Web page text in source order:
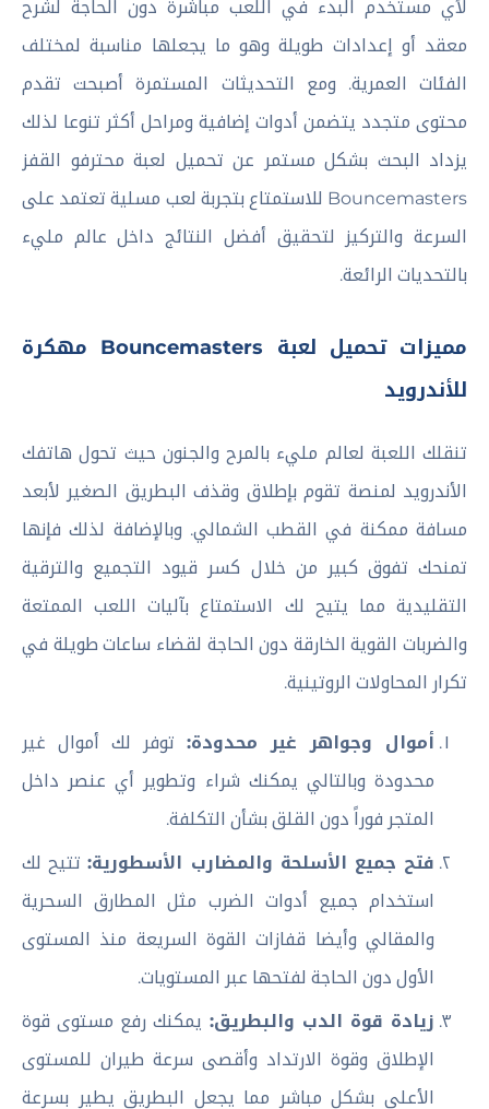
لأي مستخدم البدء في اللعب مباشرة دون الحاجة لشرح
معقد أو إعدادات طويلة وهو ما يجعلها مناسبة لمختلف
الفئات العمرية. ومع التحديثات المستمرة أصبحت تقدم
محتوى متجدد يتضمن أدوات إضافية ومراحل أكثر تنوعا لذلك
يزداد البحث بشكل مستمر عن تحميل لعبة محترفو القفز
Bouncemasters للاستمتاع بتجربة لعب مسلية تعتمد على
السرعة والتركيز لتحقيق أفضل النتائج داخل عالم مليء
بالتحديات الرائعة.
مميزات تحميل لعبة Bouncemasters مهكرة
للأندرويد
تنقلك اللعبة لعالم مليء بالمرح والجنون حيث تحول هاتفك
الأندرويد لمنصة تقوم بإطلاق وقذف البطريق الصغير لأبعد
مسافة ممكنة في القطب الشمالي. وبالإضافة لذلك فإنها
تمنحك تفوق كبير من خلال كسر قيود التجميع والترقية
التقليدية مما يتيح لك الاستمتاع بآليات اللعب الممتعة
والضربات القوية الخارقة دون الحاجة لقضاء ساعات طويلة في
تكرار المحاولات الروتينية.
أموال وجواهر غير محدودة: توفر لك أموال غير
محدودة وبالتالي يمكنك شراء وتطوير أي عنصر داخل
المتجر فوراً دون القلق بشأن التكلفة.
فتح جميع الأسلحة والمضارب الأسطورية:تتيح لك
استخدام جميع أدوات الضرب مثل المطارق السحرية
والمقالي وأيضا قفازات القوة السريعة منذ المستوى
الأول دون الحاجة لفتحها عبر المستويات.
زيادة قوة الدب والبطريق: يمكنك رفع مستوى قوة
الإطلاق وقوة الارتداد وأقصى سرعة طيران للمستوى
الأعلى بشكل مباشر مما يجعل البطريق يطير بسرعة